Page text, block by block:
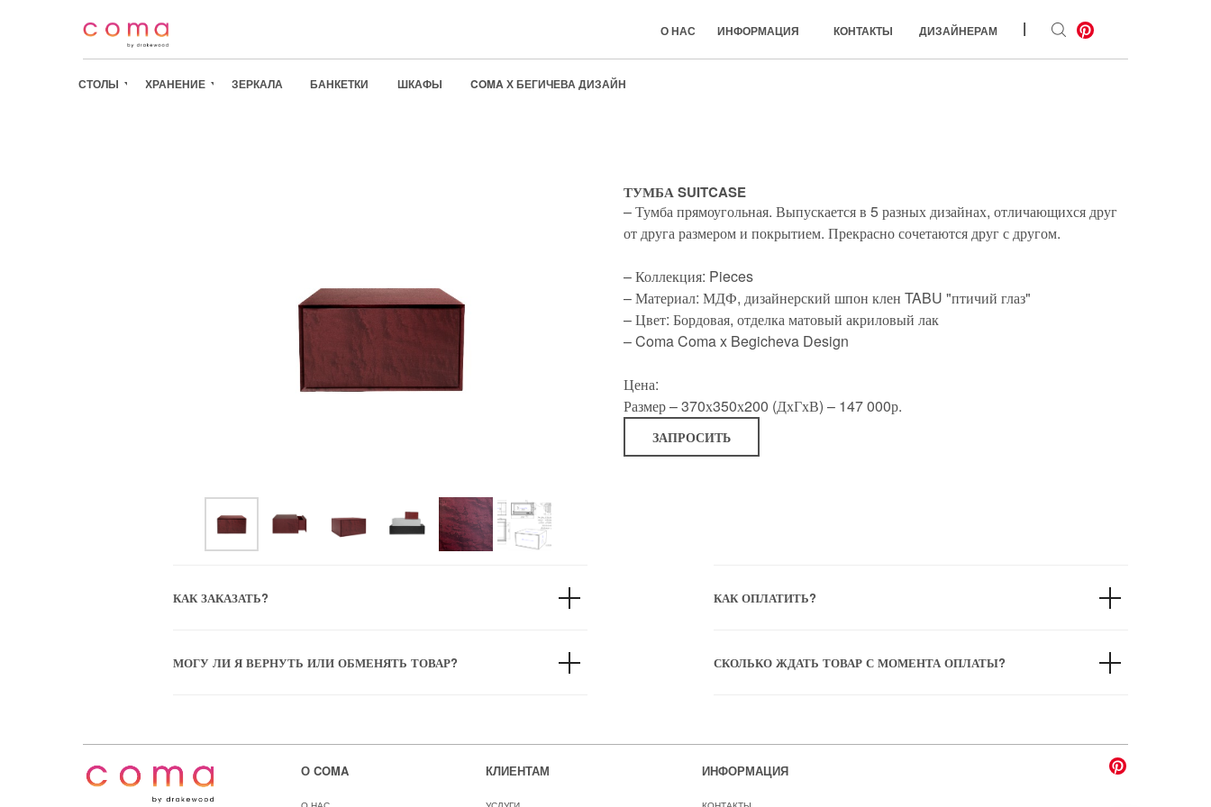
СТОЛЫ ХРАНЕНИЕ ЗЕРКАЛА БАНКЕТКИ ШКАФЫ COMA Х БЕГИЧЕВА ДИЗАЙН
ДИЗАЙНЕРАМ
КОНТАКТЫ
ИНФОРМАЦИЯ
О НАС
СТОЛЫ ХРАНЕНИЕ/ ЗЕРКАЛА/ БАНКЕТКИ/ ШКАФЫ COMA Х BEGICHEVA DESIGN
ТУМБА SUITCASE
– Тумба прямоугольная. Выпускается в 5 разных дизайнах, отличающихся друг
от друга размером и покрытием. Прекрасно сочетаются друг с другом.
– Коллекция: Pieces
– Материал: МДФ, дизайнерский шпон клен TABU "птичий глаз"
– Цвет: Бордовая, отделка матовый акриловый лак
– Coma Coma x Begicheva Design
Цена:
Размер – 370х350х200 (ДхГхВ) – 147 000р.
ЗАПРОСИТЬ
КАК ЗАКАЗАТЬ? КАК ОПЛАТИТЬ?
МОГУ ЛИ Я ВЕРНУТЬ ИЛИ ОБМЕНЯТЬ ТОВАР? СКОЛЬКО ЖДАТЬ ТОВАР С МОМЕНТА ОПЛАТЫ?
О COMA КЛИЕНТАМ ИНФОРМАЦИЯ